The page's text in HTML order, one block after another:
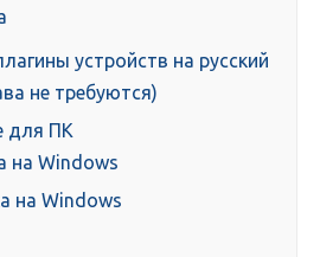
устройств на русский
не требуются)
для ПК
на Windows
на Windows